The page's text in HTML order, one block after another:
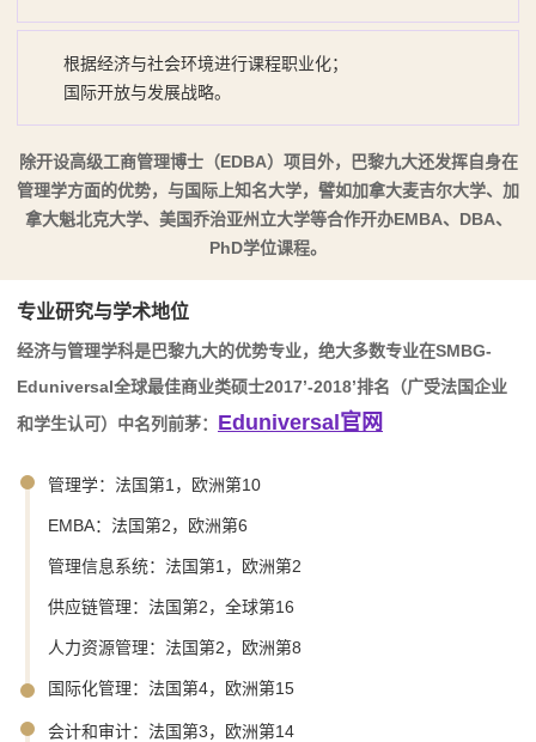
根据经济与社会环境进行课程职业化；
国际开放与发展战略。
除开设高级工商管理博士（EDBA）项目外，巴黎九大还发挥自身在
管理学方面的优势，与国际上知名大学，譬如加拿大麦吉尔大学、加
拿大魁北克大学、美国乔治亚州立大学等合作开办EMBA、DBA、
PhD学位课程。
专业研究与学术地位
经济与管理学科是巴黎九大的优势专业，绝大多数专业在SMBG-
Eduniversal全球最佳商业类硕士2017’-2018’排名（广受法国企业
和学生认可）中名列前茅： Eduniversal官网
管理学：法国第1，欧洲第10
EMBA：法国第2，欧洲第6
管理信息系统：法国第1，欧洲第2
供应链管理：法国第2，全球第16
人力资源管理：法国第2，欧洲第8
国际化管理：法国第4，欧洲第15
会计和审计：法国第3，欧洲第14